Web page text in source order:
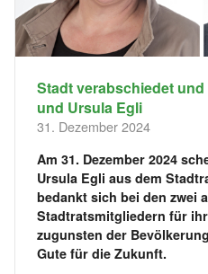
Stadt verabschiedet
und Ursula Egli
31. Dezember 2024
Am 31. Dezember 2024
Ursula Egli aus dem
bedankt sich bei den zwei
Stadtratsmitgliedern für
zugunsten der
Gute für die Zukunft.